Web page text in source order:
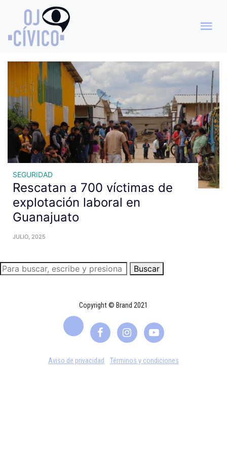
Archivo de etiquetas:
Explotación laboral
SEGURIDAD
Rescatan a 700 víctimas de
explotación laboral en
Guanajuato
JULIO, 2025
Buscar
Copyright © Brand 2021
Aviso de privacidad Términos y condiciones